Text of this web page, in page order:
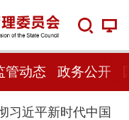
管动态 政务公开
习近平新时代中国